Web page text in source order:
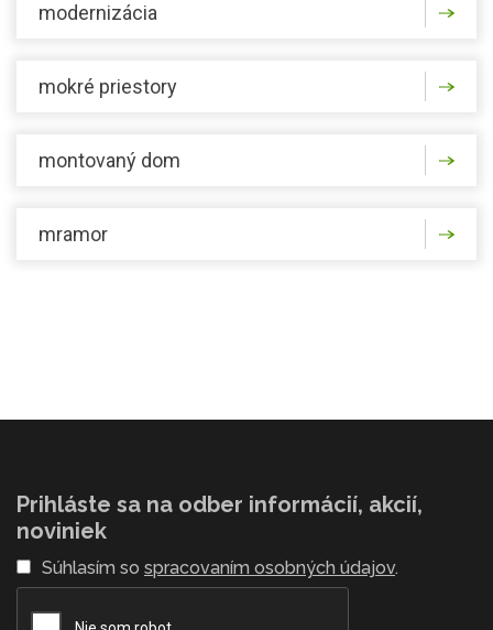
modernizácia
mokré priestory
montovaný dom
mramor
Prihláste sa na odber informácií, akcií,
noviniek
Súhlasím so spracovaním osobných údajov.